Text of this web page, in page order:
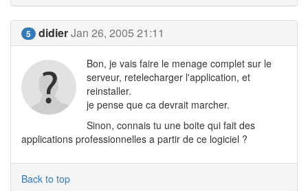
5 didierJan 26, 2005 21:11
Bon, je vais faire le menage complet sur le
serveur, retelecharger l'application, et
reinstaller.
je pense que ca devrait marcher.
Sinon, connais tu une boite qui fait des
applications professionnelles a partir de ce logiciel ?
Back to top